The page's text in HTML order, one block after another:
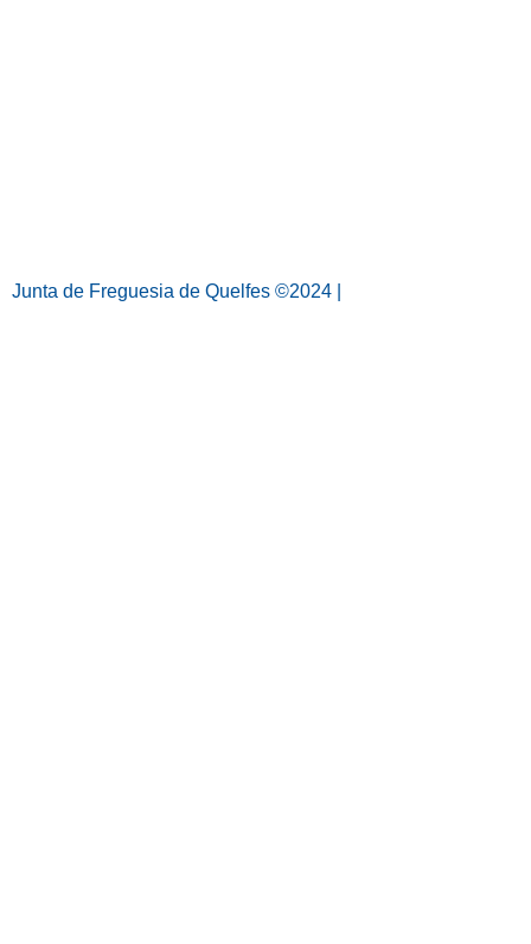
Junta de Freguesia de Quelfes ©2024 |